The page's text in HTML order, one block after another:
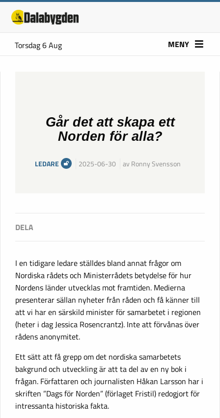
Torsdag 6 Aug MENY
Går det att skapa ett
Norden för alla?
LEDARE 2025-06-30 av Ronny Svensson
I en tidigare ledare ställdes bland annat frågor om
Nordiska rådets och Ministerrådets betydelse för hur
Nordens länder utvecklas mot framtiden. Medierna
presenterar sällan nyheter från råden och få känner till
att vi har en särskild minister för samarbetet i regionen
(heter i dag Jessica Rosencrantz). Inte att förvånas över
rådens anonymitet.
Ett sätt att få grepp om det nordiska samarbetets
bakgrund och utveckling är att ta del av en ny bok i
frågan. Författaren och journalisten Håkan Larsson har i
skriften ”Dags för Norden” (förlaget Fristil) redogjort för
intressanta historiska fakta.